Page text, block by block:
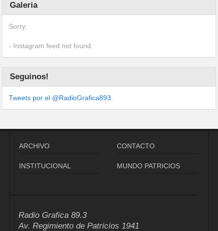
Galeria
Sorry:
- Instagram feed not found.
Seguinos!
Tweets por el @RadioGrafica893.
ARCHIVO CONTACTO
INSTITUCIONAL MUNDO PATRICIOS
Radio Grafica 89.3
Av. Regimiento de Patricios 1941